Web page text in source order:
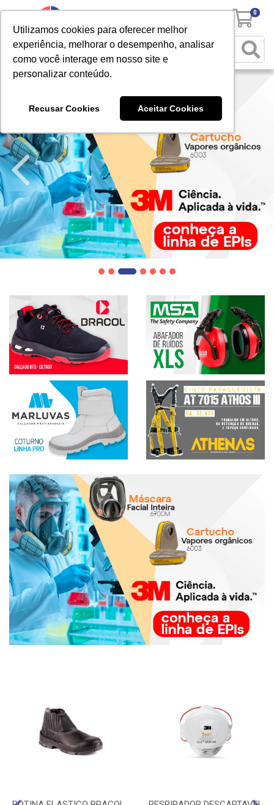
Utilizamos cookies para oferecer melhor
experiência, melhorar o desempenho, analisar
como você interage em nosso site e
personalizar conteúdo.
Recusar Cookies Aceitar Cookies
0